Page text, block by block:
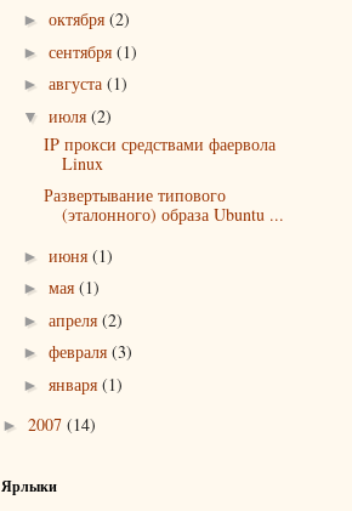
► октября (2)
► сентября (1)
► августа (1)
▼ июля (2)
IP прокси средствами фаервола
Linux
Развертывание типового
(эталонного) образа Ubuntu ...
► июня (1)
► мая (1)
► апреля (2)
► февраля (3)
► января (1)
► 2007 (14)
Ярлыки